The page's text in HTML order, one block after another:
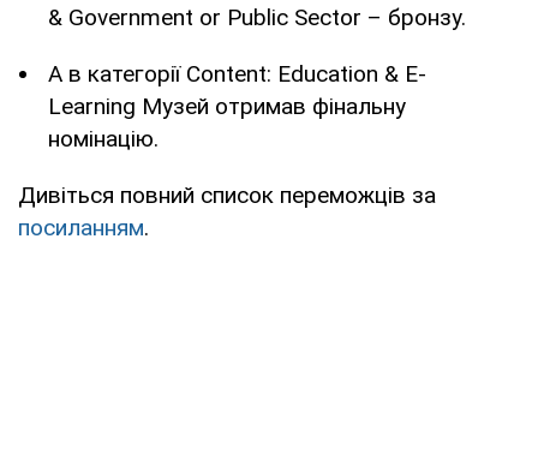
& Government or Public Sector – бронзу.
А в категорії Content: Education & E-
Learning Музей отримав фінальну
номінацію.
Дивіться повний список переможців за
посиланням.